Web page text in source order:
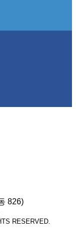
826)
RESERVED.